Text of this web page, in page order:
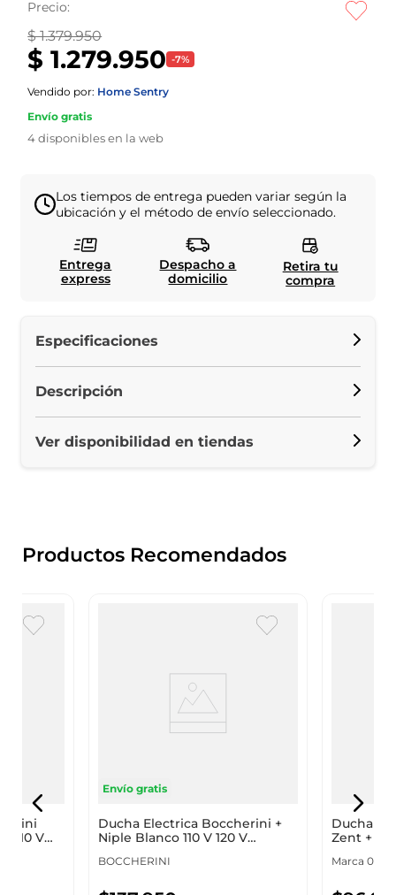
Precio:
$ 1.379.950
$ 1.279.950 -7%
Vendido por: Home Sentry
Envío gratis
4disponibles en la web
Los tiempos de entrega pueden variar según la
ubicación y el método de envío seleccionado.
Entrega
express
Despacho a
domicilio
Retira tu
compra
Especificaciones
Descripción
Ver disponibilidad en tiendas
Productos Recomendados
110 V
Envío gratis
Ducha Electrica Boccherini +
Niple Blanco 110 V 120 V
BOCCHERINI
Ducha
Zent +
Marca